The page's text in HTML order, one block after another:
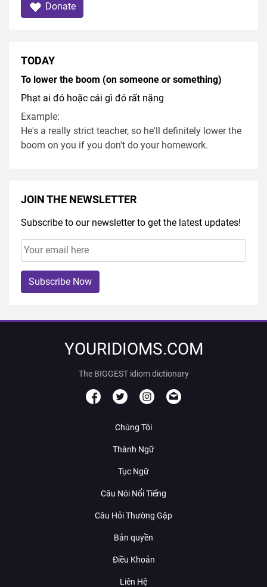
Donate
TODAY
To lower the boom (on someone or something)
Phạt ai đó hoặc cái gì đó rất nặng
Example:
He's a really strict teacher, so he'll definitely lower the
boom on you if you don't do your homework.
JOIN THE NEWSLETTER
Subscribe to our newsletter to get the latest updates!
Subscribe Now
YOURIDIOMS.COM
The BIGGEST idiom dictionary
Chúng Tôi
Thành Ngữ
Tục Ngữ
Câu Nói Nổi Tiếng
Câu Hỏi Thường Gặp
Bản quyền
Điều Khoản
Liên Hệ